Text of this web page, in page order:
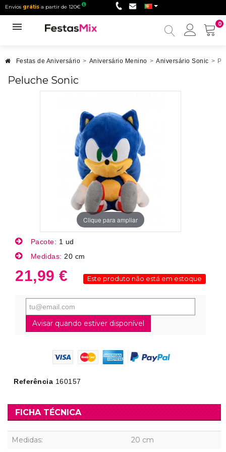
Envios grátis a partir de 120€
0
Minha
Festas de Aniversário > Aniversário Menino > Aniversário Sonic >
Peluche Sonic
Clique para ampliar
Pacote: 1 ud
Medidas: 20 cm
21,99 € Este produto não está em estoque
Avisar quando estiver disponível
Referência 160157
FICHA TÉCNICA
Medidas: 20 cm